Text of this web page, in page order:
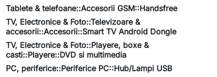
Tablete & telefoane::Accesorii GSM::Handsfree
TV, Electronice & Foto::Televizoare &
accesorii::Accesorii::Smart TV Android Dongle
TV, Electronice & Foto::Playere, boxe &
casti::Playere::DVD si multimedia
PC, periferice::Periferice PC::Hub/Lampi USB